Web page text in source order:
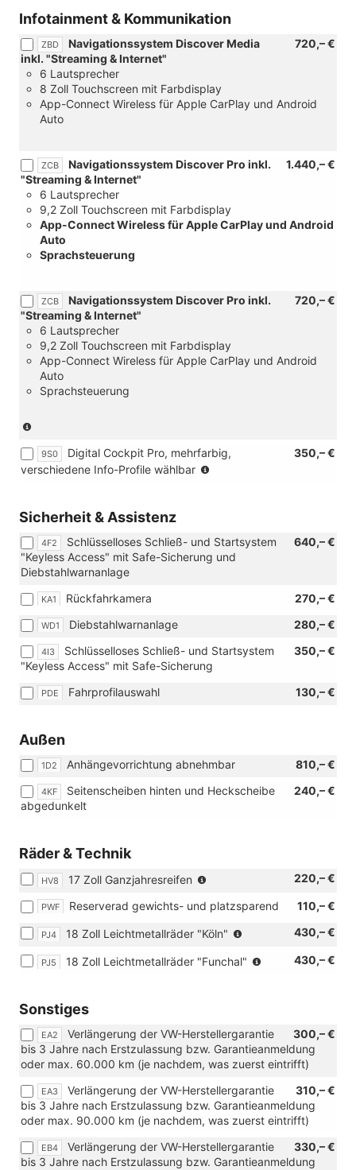
Infotainment & Kommunikation
ZBD 720,– €
Navigationssystem Discover Media
inkl. "Streaming & Internet"
6 Lautsprecher
8 Zoll Touchscreen mit Farbdisplay
App-Connect Wireless für Apple CarPlay und Android
Auto
ZCB 1.440,– €
Navigationssystem Discover Pro inkl.
"Streaming & Internet"
6 Lautsprecher
9,2 Zoll Touchscreen mit Farbdisplay
App-Connect Wireless für Apple CarPlay und Android
Auto
Sprachsteuerung
ZCB 720,– €
Navigationssystem Discover Pro inkl.
"Streaming & Internet"
6 Lautsprecher
9,2 Zoll Touchscreen mit Farbdisplay
App-Connect Wireless für Apple CarPlay und Android
Auto
Sprachsteuerung
Verbindung
mit
Paket)
9S0 350,– €
Digital Cockpit Pro, mehrfarbig,
verschiedene Info-Profile wählbar
Radio
Ready
Discover
Media
Sicherheit & Assistenz
4F2 640,– €
Schlüsselloses Schließ- und Startsystem
"Keyless Access" mit Safe-Sicherung und
Diebstahlwarnanlage
KA1 270,– €
Rückfahrkamera
WD1 280,– €
Diebstahlwarnanlage
4I3 350,– €
Schlüsselloses Schließ- und Startsystem
"Keyless Access" mit Safe-Sicherung
PDE 130,– €
Fahrprofilauswahl
Außen
1D2 810,– €
Anhängevorrichtung abnehmbar
4KF 240,– €
Seitenscheiben hinten und Heckscheibe
abgedunkelt
Räder & Technik
HV8 220,– €
17 Zoll Ganzjahresreifen
R17)
PWF 110,– €
Reserverad gewichts- und platzsparend
PJ4 430,– €
18 Zoll Leichtmetallräder "Köln"
(Bereifung
R18)
PJ5 430,– €
18 Zoll Leichtmetallräder "Funchal"
(Bereifung
Sonstiges
EA2 300,– €
Verlängerung der VW-Herstellergarantie
bis 3 Jahre nach Erstzulassung bzw. Garantieanmeldung
oder max. 60.000 km (je nachdem, was zuerst eintrifft)
EA3 310,– €
Verlängerung der VW-Herstellergarantie
bis 3 Jahre nach Erstzulassung bzw. Garantieanmeldung
oder max. 90.000 km (je nachdem, was zuerst eintrifft)
EB4 330,– €
Verlängerung der VW-Herstellergarantie
bis 3 Jahre nach Erstzulassung bzw. Garantieanmeldung